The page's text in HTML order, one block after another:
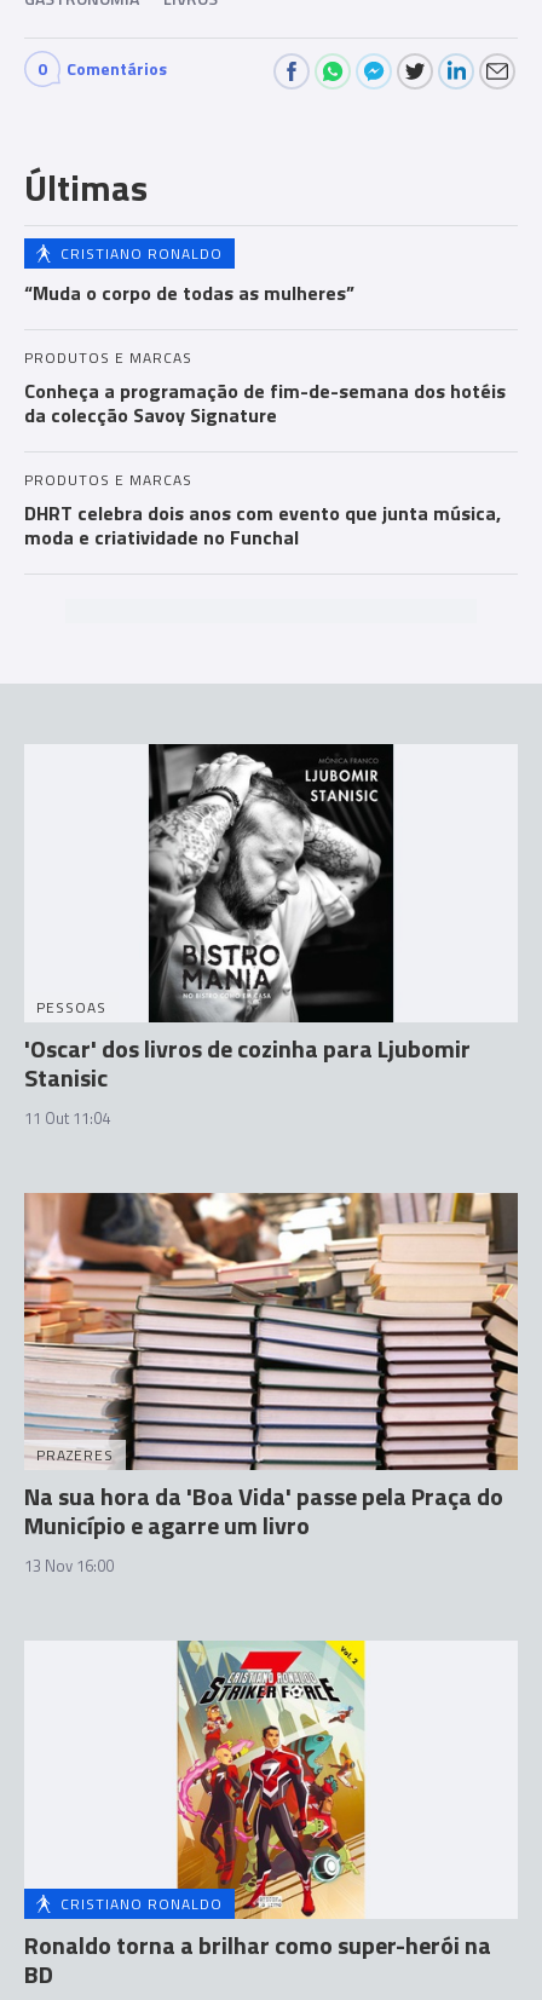
0
ts
Comentários
Últimas
CRISTIANO RONALDO
“Muda o corpo de todas as mulheres”
PRODUTOS E MARCAS
Conheça a programação de fim-de-semana dos hotéis
da colecção Savoy Signature
PRODUTOS E MARCAS
DHRT celebra dois anos com evento que junta música,
moda e criatividade no Funchal
PESSOAS
'Oscar' dos livros de cozinha para Ljubomir
Stanisic
11 Out 11:04
PRAZERES
Na sua hora da 'Boa Vida' passe pela Praça do
Município e agarre um livro
13 Nov 16:00
CRISTIANO RONALDO
Ronaldo torna a brilhar como super-herói na
BD